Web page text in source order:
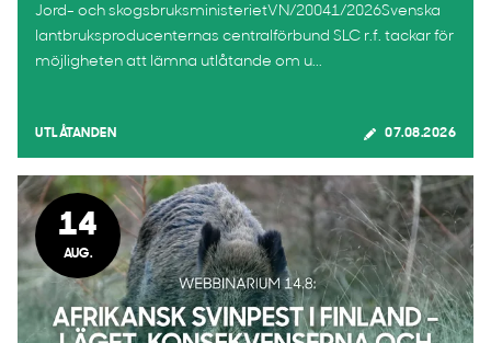
Jord- och skogsbruksministerietVN/20041/2026Svenska
lantbruksproducenternas centralförbund SLC r.f. tackar för
möjligheten att lämna utlåtande om u...
UTLÅTANDEN 07.08.2026
14
AUG.